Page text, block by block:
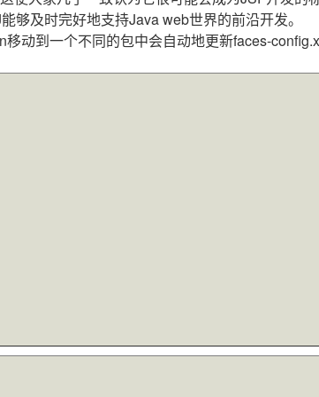
够及时完好地支持Java web世界的前沿开发。
动到一个不同的包中会自动地更新faces-